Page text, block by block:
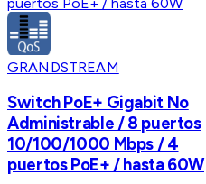
GRANDSTREAM
Switch PoE+ Gigabit No
Administrable / 8 puertos
10/100/1000 Mbps / 4
puertos PoE+ / hasta 60W